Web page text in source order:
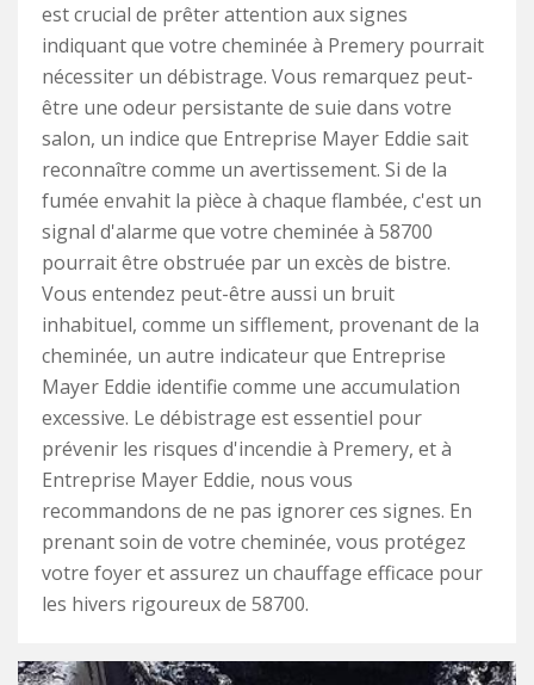
est crucial de prêter attention aux signes
indiquant que votre cheminée à Premery pourrait
nécessiter un débistrage. Vous remarquez peut-
être une odeur persistante de suie dans votre
salon, un indice que Entreprise Mayer Eddie sait
reconnaître comme un avertissement. Si de la
fumée envahit la pièce à chaque flambée, c'est un
signal d'alarme que votre cheminée à 58700
pourrait être obstruée par un excès de bistre.
Vous entendez peut-être aussi un bruit
inhabituel, comme un sifflement, provenant de la
cheminée, un autre indicateur que Entreprise
Mayer Eddie identifie comme une accumulation
excessive. Le débistrage est essentiel pour
prévenir les risques d'incendie à Premery, et à
Entreprise Mayer Eddie, nous vous
recommandons de ne pas ignorer ces signes. En
prenant soin de votre cheminée, vous protégez
votre foyer et assurez un chauffage efficace pour
les hivers rigoureux de 58700.